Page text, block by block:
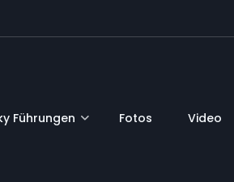
Führungen Fotos Video